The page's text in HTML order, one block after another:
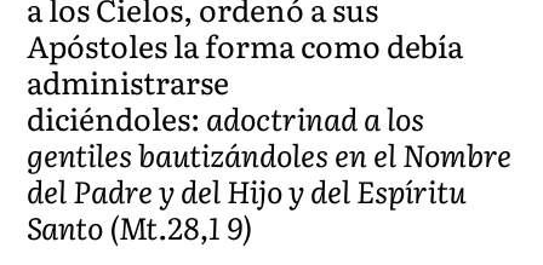
a los Cielos, ordenó a sus
Apóstoles la forma como debía
administrarse
diciéndoles: adoctrinad a los
gentiles bautizándoles en el Nombre
del Padre y del Hijo y del Espíritu
Santo (Mt.28,1 9)